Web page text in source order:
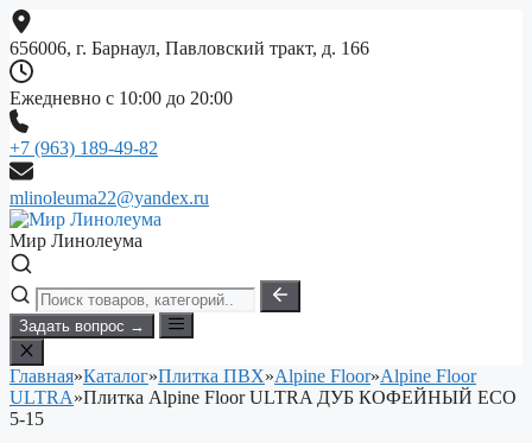
Перейти
к
содержимому
656006, г. Барнаул, Павловский тракт, д. 166
Ежедневно с 10:00 до 20:00
+7 (963) 189-49-82
mlinoleuma22@yandex.ru
Мир Линолеума
Задать вопрос →
Главная»Каталог»Плитка ПВХ»Alpine Floor»Alpine Floor
ULTRA»Плитка Alpine Floor ULTRA ДУБ КОФЕЙНЫЙ ECO
5-15